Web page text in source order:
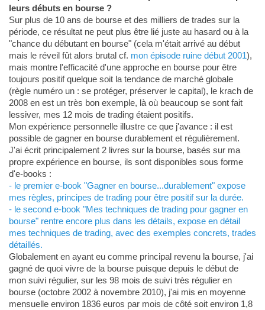
leurs débuts en bourse ?
Sur plus de 10 ans de bourse et des milliers de trades sur la
période, ce résultat ne peut plus être lié juste au hasard ou à la
"chance du débutant en bourse" (cela m'était arrivé au début
mais le réveil fût alors brutal cf. mon épisode ruine début 2001),
mais montre l'efficacité d'une approche en bourse pour être
toujours positif quelque soit la tendance de marché globale
(règle numéro un : se protéger, préserver le capital), le krach de
2008 en est un très bon exemple, là où beaucoup se sont fait
lessiver, mes 12 mois de trading étaient positifs.
Mon expérience personnelle illustre ce que j'avance : il est
possible de gagner en bourse durablement et régulièrement.
J'ai écrit principalement 2 livres sur la bourse, basés sur ma
propre expérience en bourse, ils sont disponibles sous forme
d'e-books :
- le premier e-book "Gagner en bourse...durablement" expose
mes règles, principes de trading pour être positif sur la durée.
- le second e-book "Mes techniques de trading pour gagner en
bourse" rentre encore plus dans les détails, expose en détail
mes techniques de trading, avec des exemples concrets, trades
détaillés.
Globalement en ayant eu comme principal revenu la bourse, j'ai
gagné de quoi vivre de la bourse puisque depuis le début de
mon suivi régulier, sur les 98 mois de suivi très régulier en
bourse (octobre 2002 à novembre 2010), j'ai mis en moyenne
mensuelle environ 1836 euros par mois de côté soit environ 1,8